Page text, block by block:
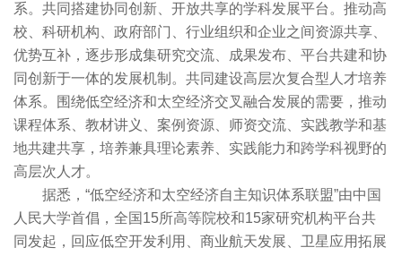
系。共同搭建协同创新、开放共享的学科发展平台。推动高
校、科研机构、政府部门、行业组织和企业之间资源共享、
优势互补，逐步形成集研究交流、成果发布、平台共建和协
同创新于一体的发展机制。共同建设高层次复合型人才培养
体系。围绕低空经济和太空经济交叉融合发展的需要，推动
课程体系、教材讲义、案例资源、师资交流、实践教学和基
地共建共享，培养兼具理论素养、实践能力和跨学科视野的
高层次人才。
据悉，“低空经济和太空经济自主知识体系联盟”由中国
人民大学首倡，全国15所高等院校和15家研究机构平台共
同发起，回应低空开发利用、商业航天发展、卫星应用拓展